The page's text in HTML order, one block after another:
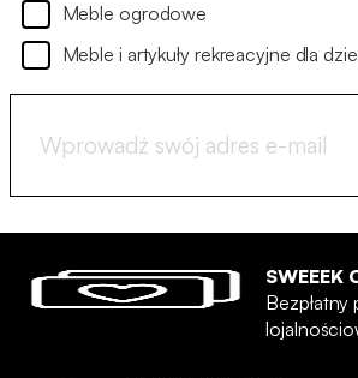
Meble ogrodowe
Meble i artykuły rekreacyjne dla
SWEEEK
Bezpłatny